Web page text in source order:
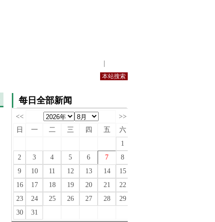
每日全部新闻
<<
>>
日
一 二 三 四 五
六
1
2
3 4 5 6 7
8
9
10 11 12 13 14
15
16
17 18 19 20 21
22
23
24 25 26 27 28
29
30
31